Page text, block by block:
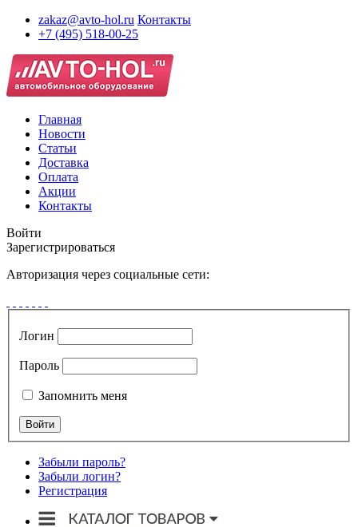
zakaz@avto-hol.ru Контакты
+7 (495) 518-00-25
Главная
Новости
Статьи
Доставка
Оплата
Акции
Контакты
Войти
Зарегистрироваться
Авторизация через социальные сети:
Логин
Пароль
Запомнить меня
Забыли пароль?
Забыли логин?
Регистрация